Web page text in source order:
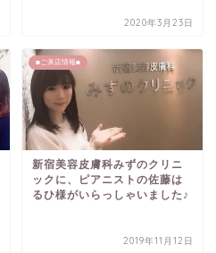
2020年3月23日
■ご来店情報■
新宿美容皮膚科みずのクリニ
ックに、ピアニストの佐藤は
るひ様がいらっしゃいました♪
2019年11月12日